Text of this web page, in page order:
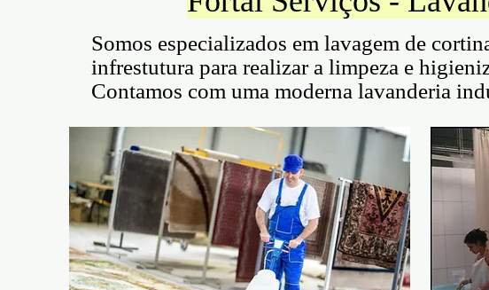
Somos especializados em lavagem de
infrestutura para realizar a limpeza e
Contamos com uma moderna lavanderia